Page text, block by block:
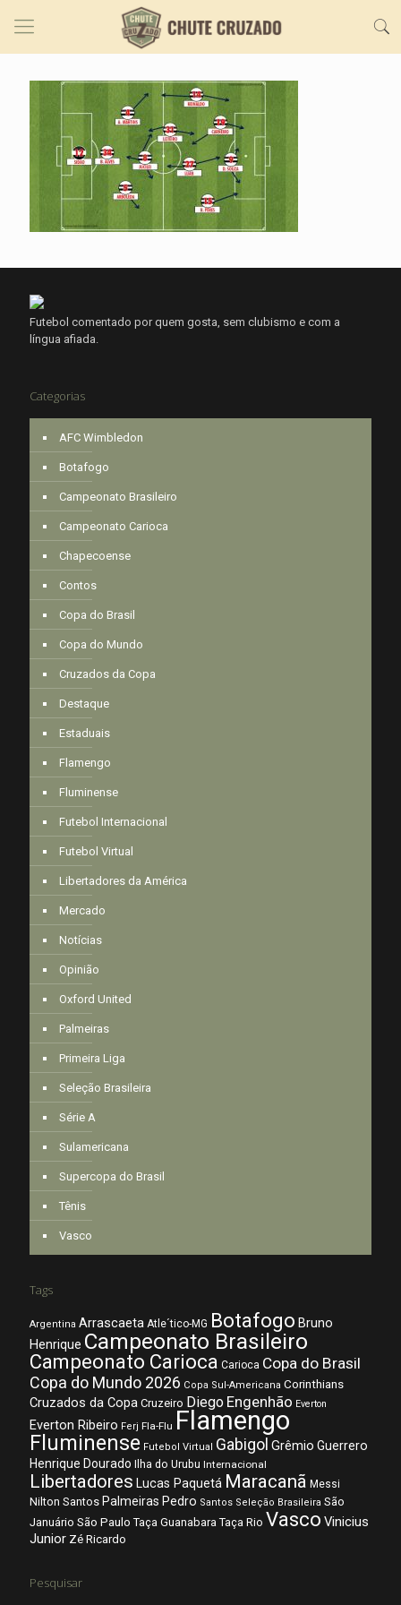
Futebol comentado por quem gosta, sem clubismo e com a
língua afiada.
Categorias
AFC Wimbledon
Botafogo
Campeonato Brasileiro
Campeonato Carioca
Chapecoense
Contos
Copa do Brasil
Copa do Mundo
Cruzados da Copa
Destaque
Estaduais
Flamengo
Fluminense
Futebol Internacional
Futebol Virtual
Libertadores da América
Mercado
Notícias
Opinião
Oxford United
Palmeiras
Primeira Liga
Seleção Brasileira
Série A
Sulamericana
Supercopa do Brasil
Tênis
Vasco
Tags
Argentina Arrascaeta Atle´tico-MG Botafogo Bruno
Henrique Campeonato Brasileiro
Campeonato Carioca Carioca Copa do Brasil
Copa do Mundo 2026 Copa Sul-Americana Corinthians
Cruzados da Copa Cruzeiro Diego Engenhão Everton
Everton Ribeiro Ferj Fla-Flu Flamengo
Fluminense Futebol Virtual Gabigol Grêmio Guerrero
Henrique Dourado Ilha do Urubu Internacional
Libertadores Lucas Paquetá Maracanã Messi
Nilton Santos Palmeiras Pedro Santos Seleção Brasileira São
Januário São Paulo Taça Guanabara Taça Rio Vasco Vinicius
Junior Zé Ricardo
Pesquisar